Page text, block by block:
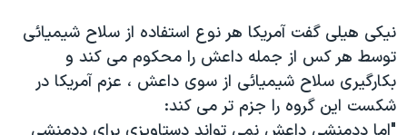
نیکی هیلی گفت آمریکا هر نوع استفاده از سلاح شیمیائی
توسط هر کس از جمله داعش را محکوم می کند و
بکارگیری سلاح شیمیائی از سوی داعش ، عزم آمریکا در
شکست این گروه را جزم تر می کند: